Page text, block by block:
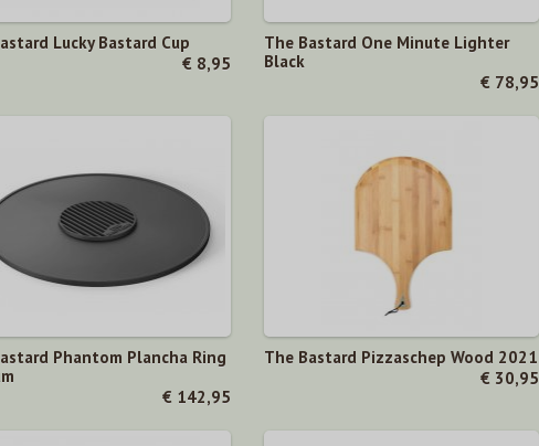
Lucky Bastard Cup
€ 8,95
The Bastard One Minute Lighter
Black
€ 78,95
Phantom Plancha Ring
€ 142,95
The Bastard Pizzaschep Wood 2021
€ 30,95